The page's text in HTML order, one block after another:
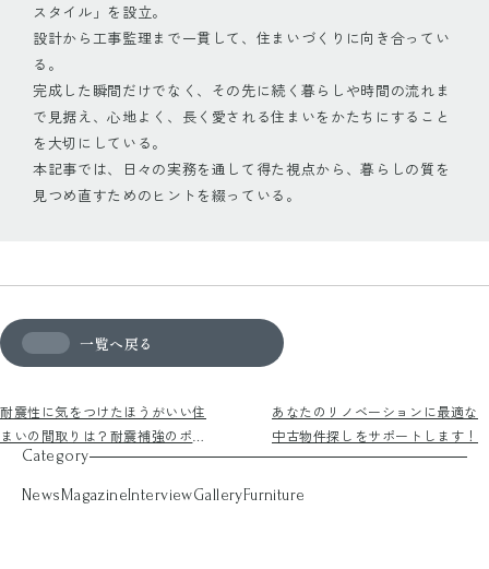
スタイル」を設立。
設計から工事監理まで一貫して、住まいづくりに向き合ってい
る。
完成した瞬間だけでなく、その先に続く暮らしや時間の流れま
で見据え、心地よく、長く愛される住まいをかたちにすること
を大切にしている。
本記事では、日々の実務を通して得た視点から、暮らしの質を
見つめ直すためのヒントを綴っている。
耐震性に気をつけたほうがいい住
まいの間取りは？耐震補強のポイ
ントをご紹介
一覧へ戻る
あなたのリノベーションに最適な
中古物件探しをサポートします！
Category
NewsMagazineInterviewGalleryFurniture